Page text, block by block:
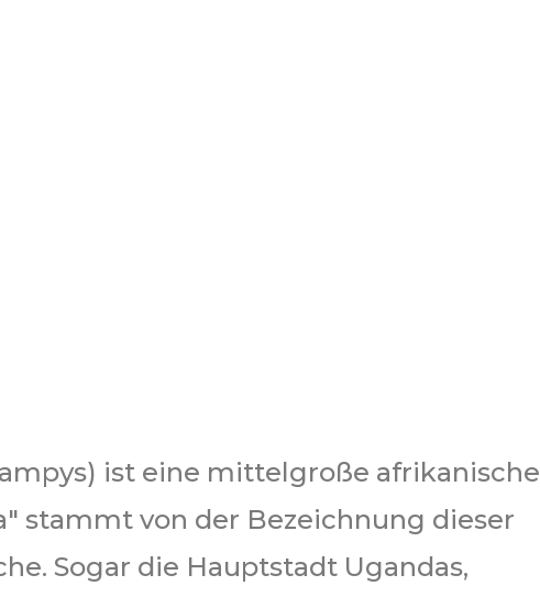
ist eine mittelgroße afrikanische
stammt von der Bezeichnung dieser
Sogar die Hauptstadt Ugandas,